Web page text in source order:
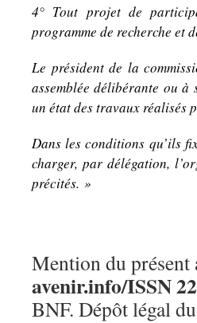
4° Tout projet de
programme de recherche et
Le président de la
assemblée délibérante ou
un état des travaux réalisés
Dans les conditions qu’ils
charger, par délégation,
précités. »
Mention du présent
avenir.info/ISSN
BNF. Dépôt légal